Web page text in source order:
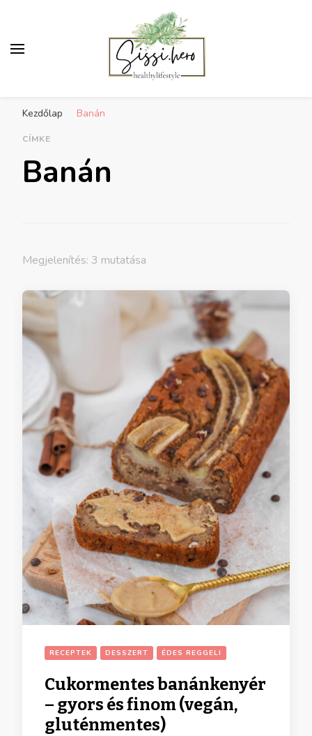
Kezdőlap Banán
CÍMKE
Banán
Megjelenítés: 3 mutatása
RECEPTEK DESSZERT ÉDES REGGELI
Cukormentes banánkenyér
– gyors és finom (vegán,
gluténmentes)